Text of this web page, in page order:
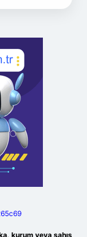
kurum veya şahıs